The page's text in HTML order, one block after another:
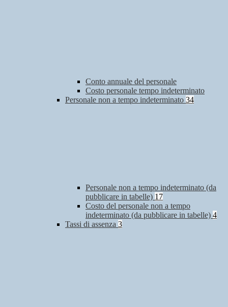
Conto annuale del personale
Costo personale tempo indeterminato
Personale non a tempo indeterminato 34
Personale non a tempo indeterminato (da
pubblicare in tabelle) 17
Costo del personale non a tempo
indeterminato (da pubblicare in tabelle) 4
Tassi di assenza 3